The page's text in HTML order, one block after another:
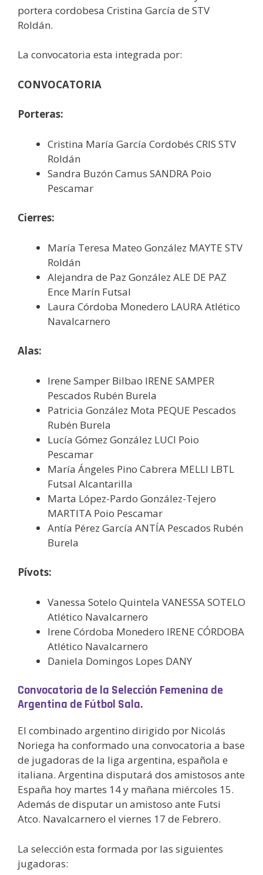
portera cordobesa Cristina García de STV
Roldán.
La convocatoria esta integrada por:
CONVOCATORIA
Porteras:
Cristina María García Cordobés CRIS STV
Roldán
Sandra Buzón Camus SANDRA Poio
Pescamar
Cierres:
María Teresa Mateo González MAYTE STV
Roldán
Alejandra de Paz González ALE DE PAZ
Ence Marín Futsal
Laura Córdoba Monedero LAURA Atlético
Navalcarnero
Alas:
Irene Samper Bilbao IRENE SAMPER
Pescados Rubén Burela
Patricia González Mota PEQUE Pescados
Rubén Burela
Lucía Gómez González LUCI Poio
Pescamar
María Ángeles Pino Cabrera MELLI LBTL
Futsal Alcantarilla
Marta López-Pardo González-Tejero
MARTITA Poio Pescamar
Antía Pérez García ANTÍA Pescados Rubén
Burela
Pívots:
Vanessa Sotelo Quintela VANESSA SOTELO
Atlético Navalcarnero
Irene Córdoba Monedero IRENE CÓRDOBA
Atlético Navalcarnero
Daniela Domingos Lopes DANY
Convocatoria de la Selección Femenina de
Argentina de Fútbol Sala.
El combinado argentino dirigido por Nicolás
Noriega ha conformado una convocatoria a base
de jugadoras de la liga argentina, española e
italiana. Argentina disputará dos amistosos ante
España hoy martes 14 y mañana miércoles 15.
Además de disputar un amistoso ante Futsi
Atco. Navalcarnero el viernes 17 de Febrero.
La selección esta formada por las siguientes
jugadoras: